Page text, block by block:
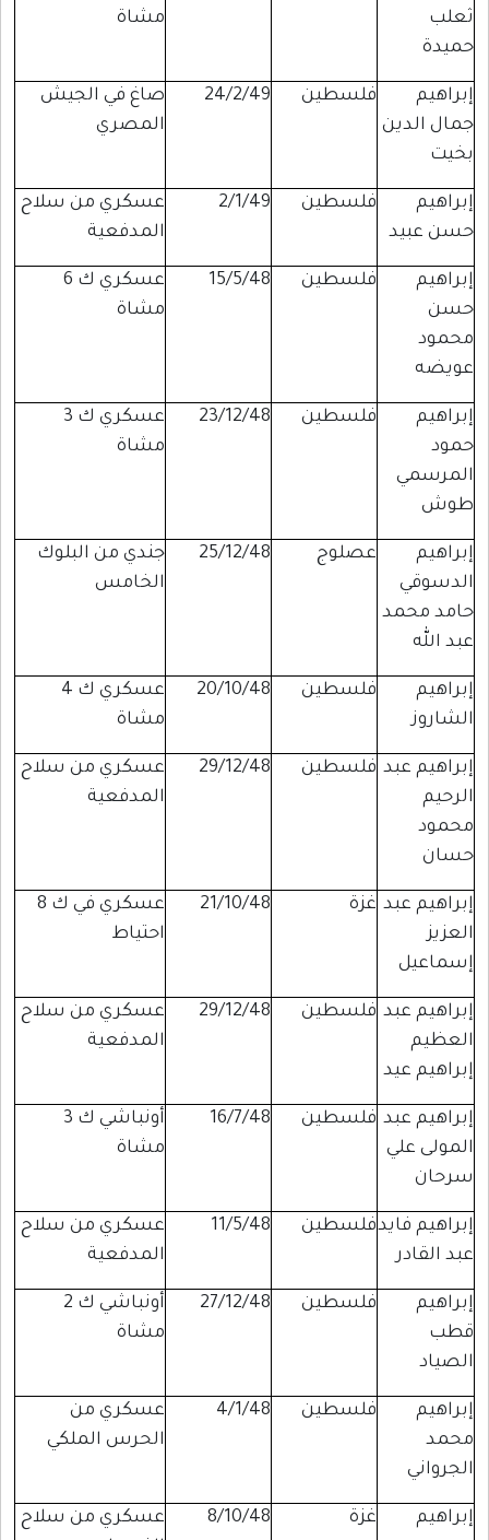
ثعلب
حميدة
مشاة
إبراهيم
جمال الدين
بخيت
فلسطين 24/2/49
صاغ في الجيش
المصري
إبراهيم
حسن عبيد
فلسطين 2/1/49
عسكري من سلاح
المدفعية
إبراهيم
حسن
محمود
عويضه
فلسطين 15/5/48
عسكري ك 6
مشاة
إبراهيم
حمود
المرسمي
طوش
فلسطين 23/12/48
عسكري ك 3
مشاة
إبراهيم
الدسوقي
حامد محمد
عبد الله
عصلوج 25/12/48
جندي من البلوك
الخامس
إبراهيم
الشاروز
فلسطين 20/10/48
عسكري ك 4
مشاة
إبراهيم عبد
الرحيم
محمود
حسان
فلسطين 29/12/48
عسكري من سلاح
المدفعية
إبراهيم عبد
العزيز
إسماعيل
غزة 21/10/48
عسكري في ك 8
احتياط
إبراهيم عبد
العظيم
إبراهيم عيد
فلسطين 29/12/48
عسكري من سلاح
المدفعية
إبراهيم عبد
المولى علي
سرحان
فلسطين 16/7/48
أونباشي ك 3
مشاة
إبراهيم فايد
عبد القادر
فلسطين 11/5/48
عسكري من سلاح
المدفعية
إبراهيم
قطب
الصياد
فلسطين 27/12/48
أونباشي ك 2
مشاة
إبراهيم
محمد
الجرواني
فلسطين 4/1/48
عسكري من
الحرس الملكي
إبراهيم
غزة 8/10/48
عسكري من سلاح